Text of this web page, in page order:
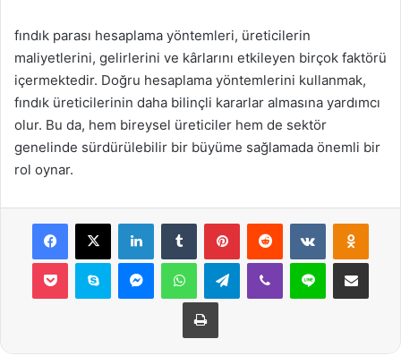
fındık parası hesaplama yöntemleri, üreticilerin
maliyetlerini, gelirlerini ve kârlarını etkileyen birçok faktörü
içermektedir. Doğru hesaplama yöntemlerini kullanmak,
fındık üreticilerinin daha bilinçli kararlar almasına yardımcı
olur. Bu da, hem bireysel üreticiler hem de sektör
genelinde sürdürülebilir bir büyüme sağlamada önemli bir
rol oynar.
Facebook
X LinkedInTumblr PinterestReddit VKontakte
Pocket Skype MessengerWhatsAppTelegramViber Line E-Posta ile
Yazdır